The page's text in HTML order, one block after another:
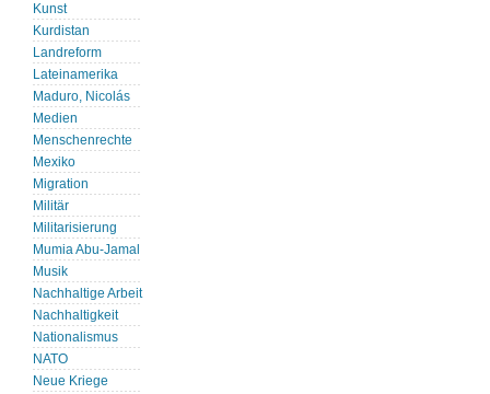
Kunst
Kurdistan
Landreform
Lateinamerika
Maduro, Nicolás
Medien
Menschenrechte
Mexiko
Migration
Militär
Militarisierung
Mumia Abu-Jamal
Musik
Nachhaltige Arbeit
Nachhaltigkeit
Nationalismus
NATO
Neue Kriege